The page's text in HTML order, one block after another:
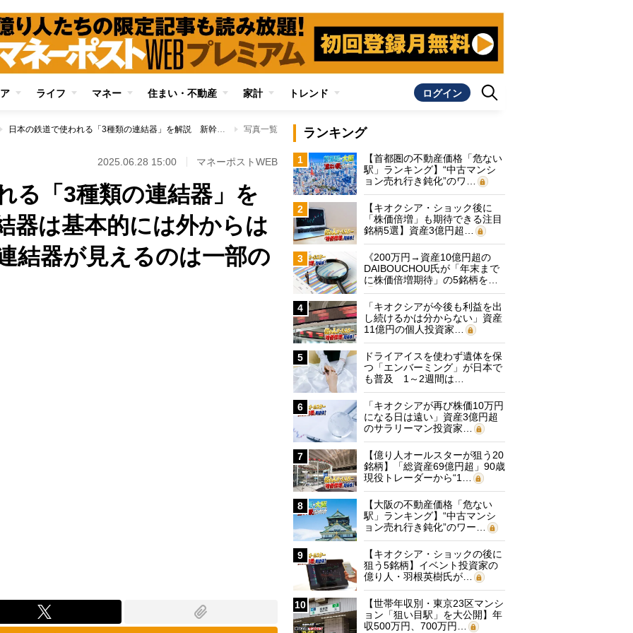
ライフ マネー 住まい・不動産 家計 トレンド ログイン
日本の鉄道で使われる「3種類の連結器」を解説 新幹線の連結器は基本的には外からは見えない構造に、連結器が見えるのは一部の新幹線のみ 写真一覧
2025.06.28 15:00 マネーポストWEB
る「3種類の連結器」を
は基本的には外からは
結器が見えるのは一部の
ランキング
1
【首都圏の不動産価格「危ない
駅」ランキング】“中古マンシ
ョン売れ行き鈍化”のワ…
2
【キオクシア・ショック後に
「株価倍増」も期待できる注目
銘柄5選】資産3億円超…
3
《200万円→資産10億円超の
DAIBOUCHOU氏が「年末まで
に株価倍増期待」の5銘柄を…
4
「キオクシアが今後も利益を出
し続けるかは分からない」資産
11億円の個人投資家…
5
ドライアイスを使わず遺体を保
つ「エンバーミング」が日本で
も普及 1～2週間は…
6
「キオクシアが再び株価10万円
になる日は遠い」資産3億円超
のサラリーマン投資家…
7
【億り人オールスターが狙う20
銘柄】「総資産69億円超」90歳
現役トレーダーから“1…
8
【大阪の不動産価格「危ない
駅」ランキング】“中古マンシ
ョン売れ行き鈍化”のワー…
9
【キオクシア・ショックの後に
狙う5銘柄】イベント投資家の
億り人・羽根英樹氏が…
10
【世帯年収別・東京23区マンシ
ョン「狙い目駅」を大公開】年
収500万円、700万円…